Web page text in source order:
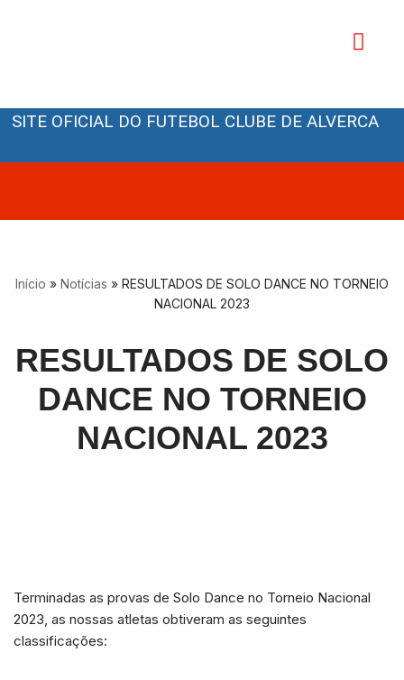
conteúdo
SITE OFICIAL DO FUTEBOL CLUBE DE ALVERCA
Início » Notícias » RESULTADOS DE SOLO DANCE NO TORNEIO
NACIONAL 2023
RESULTADOS DE SOLO
DANCE NO TORNEIO
NACIONAL 2023
Terminadas as provas de Solo Dance no Torneio Nacional
2023, as nossas atletas obtiveram as seguintes
classificações: